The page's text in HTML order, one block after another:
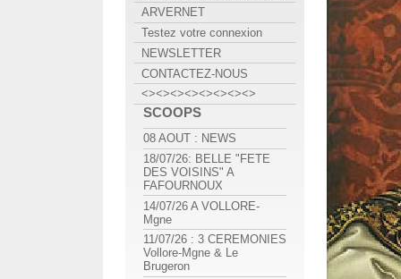
ARVERNET
Testez votre connexion
NEWSLETTER
CONTACTEZ-NOUS
<><><><><><><><>
SCOOPS
08 AOUT : NEWS
18/07/26: BELLE "FETE
DES VOISINS" A
FAFOURNOUX
14/07/26 A VOLLORE-
Mgne
11/07/26 : 3 CEREMONIES
Vollore-Mgne & Le
Brugeron